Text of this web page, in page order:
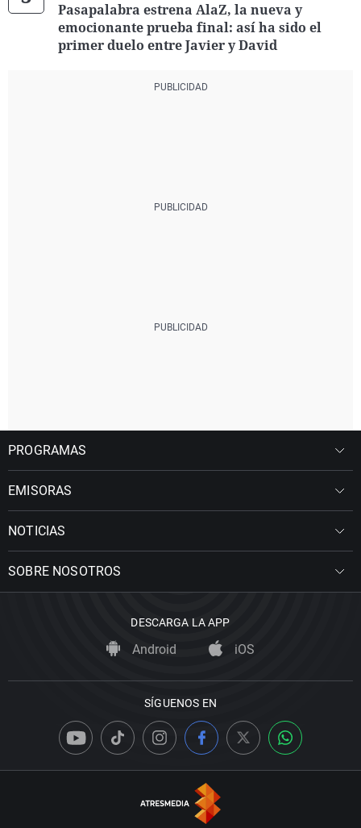
Pasapalabra estrena AlaZ, la nueva y
emocionante prueba final: así ha sido el
primer duelo entre Javier y David
PROGRAMAS
EMISORAS
NOTICIAS
SOBRE NOSOTROS
DESCARGA LA APP
Android iOS
SÍGUENOS EN